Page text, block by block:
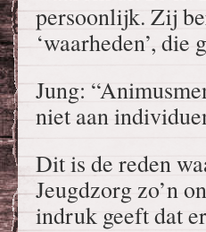
persoonlijk. Zij
‘waarheden’,
Jung:
niet aan
Dit is de reden
Jeugdzorg zo’n
indruk geeft dat